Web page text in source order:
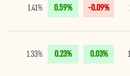
-0.09%
0.59%
1.41%
0.03%
0.23%
1.33%